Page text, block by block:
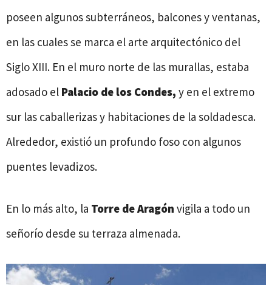
poseen algunos subterráneos, balcones y ventanas,
en las cuales se marca el arte arquitectónico del
Siglo XIII. En el muro norte de las murallas, estaba
adosado el Palacio de los Condes, y en el extremo
sur las caballerizas y habitaciones de la soldadesca.
Alrededor, existió un profundo foso con algunos
puentes levadizos.
En lo más alto, la Torre de Aragón vigila a todo un
señorío desde su terraza almenada.